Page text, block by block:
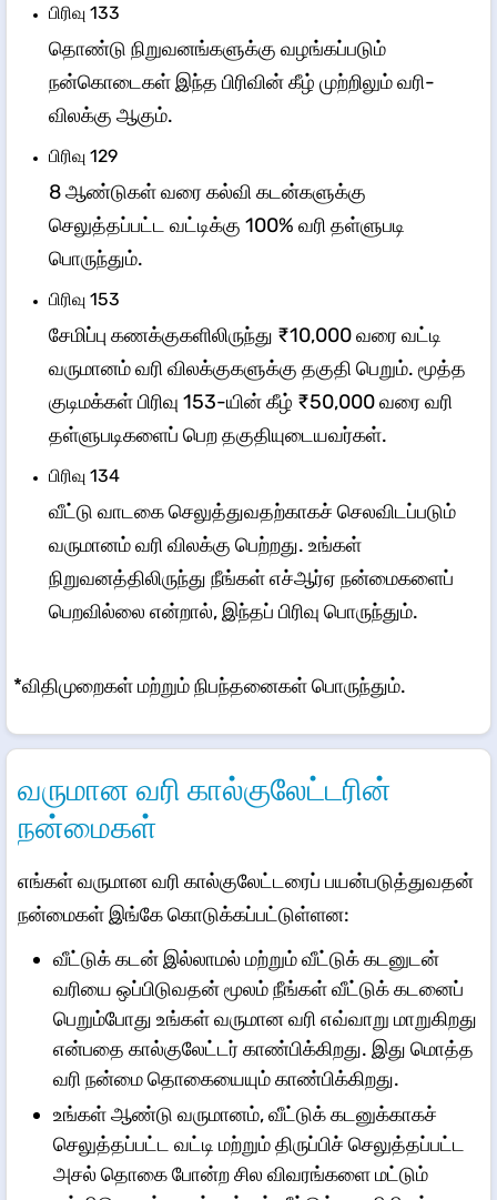
​​​​பிரிவு 133
தொண்டு நிறுவனங்களுக்கு வழங்கப்படும்
நன்கொடைகள் இந்த பிரிவின் கீழ் முற்றிலும் வரி-
விலக்கு ஆகும்.
​​​​​பிரிவு 129
8 ஆண்டுகள் வரை கல்வி கடன்களுக்கு
செலுத்தப்பட்ட வட்டிக்கு 100% வரி தள்ளுபடி
பொருந்தும்.
​​​​​பிரிவு 153
சேமிப்பு கணக்குகளிலிருந்து ₹10,000 வரை வட்டி
வருமானம் வரி விலக்குகளுக்கு தகுதி பெறும். மூத்த
குடிமக்கள் பிரிவு 153-யின் கீழ் ₹50,000 வரை வரி
தள்ளுபடிகளைப் பெற தகுதியுடையவர்கள்.
​​​​பிரிவு 134
வீட்டு வாடகை செலுத்துவதற்காகச் செலவிடப்படும்
வருமானம் வரி விலக்கு பெற்றது. உங்கள்
நிறுவனத்திலிருந்து நீங்கள் எச்ஆர்ஏ நன்மைகளைப்
பெறவில்லை என்றால், இந்தப் பிரிவு பொருந்தும்.
*விதிமுறைகள் மற்றும் நிபந்தனைகள் பொருந்தும்.
​வருமான வரி கால்குலேட்டரின்
நன்மைகள்
எங்கள் வருமான வரி கால்குலேட்டரைப் பயன்படுத்துவதன்
நன்மைகள் இங்கே கொடுக்கப்பட்டுள்ளன:
வீட்டுக் கடன் இல்லாமல் மற்றும் வீட்டுக் கடனுடன்
வரியை ஒப்பிடுவதன் மூலம் நீங்கள் வீட்டுக் கடனைப்
பெறும்போது உங்கள் வருமான வரி எவ்வாறு மாறுகிறது
என்பதை கால்குலேட்டர் காண்பிக்கிறது. இது மொத்த
வரி நன்மை தொகையையும் காண்பிக்கிறது.
உங்கள் ஆண்டு வருமானம், வீட்டுக் கடனுக்காகச்
செலுத்தப்பட்ட வட்டி மற்றும் திருப்பிச் செலுத்தப்பட்ட
அசல் தொகை போன்ற சில விவரங்களை மட்டும்